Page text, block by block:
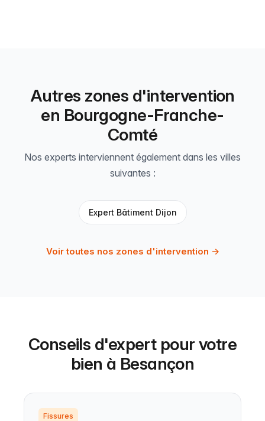
Autres zones d'intervention
en Bourgogne-Franche-
Comté
Nos experts interviennent également dans les villes
suivantes :
Expert Bâtiment Dijon
Voir toutes nos zones d'intervention →
Conseils d'expert pour votre
bien à Besançon
Fissures